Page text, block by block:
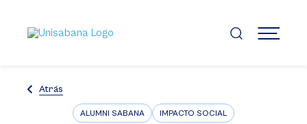
contenido
principal
MENÚ
Atrás
ALUMNI SABANA IMPACTO SOCIAL